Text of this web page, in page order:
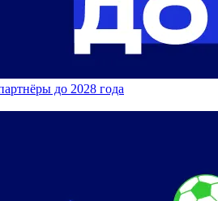
до 2028 года